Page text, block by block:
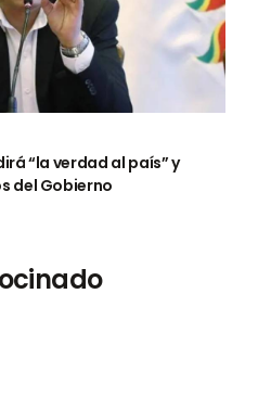
“la verdad al país” y
del Gobierno